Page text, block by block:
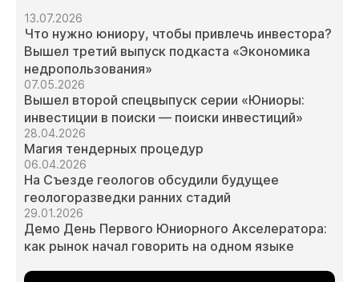
13.07.2026
Что нужно юниору, чтобы привлечь инвестора?
Вышел третий выпуск подкаста «Экономика
недропользования»
07.05.2026
Вышел второй спецвыпуск серии «Юниоры:
инвестиции в поиски — поиски инвестиций»
28.04.2026
Магия тендерных процедур
06.04.2026
На Съезде геологов обсудили будущее
геологоразведки ранних стадий
29.01.2026
Демо День Первого Юниорного Акселератора:
как рынок начал говорить на одном языке